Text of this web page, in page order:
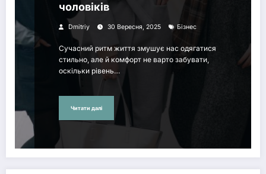
чоловіків
Dmitriy 30 Вересня, 2025 Бізнес
Сучасний ритм життя змушує нас одягатися
стильно, але й комфорт не варто забувати,
оскільки рівень…
Читати далі